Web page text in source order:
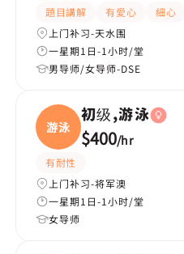
題目講解 有愛心 細心
上门补习-天水围
一星期1日-1小时/堂
男导师/女导师-DSE
游泳
初级,游泳
$400/hr
有耐性
上门补习-将军澳
一星期1日-1小时/堂
女导师